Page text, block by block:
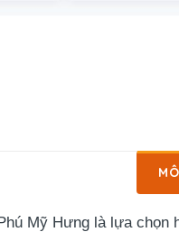
Mỹ Hưng là lựa